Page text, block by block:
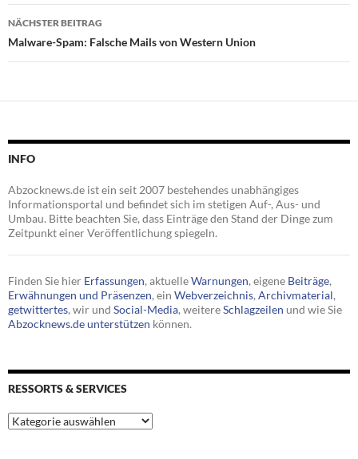
NÄCHSTER BEITRAG
Malware-Spam: Falsche Mails von Western Union
INFO
Abzocknews.de ist ein seit 2007 bestehendes unabhängiges
Informationsportal und befindet sich im stetigen Auf-, Aus- und
Umbau. Bitte beachten Sie, dass Einträge den Stand der Dinge zum
Zeitpunkt einer Veröffentlichung spiegeln.
Finden Sie hier Erfassungen, aktuelleWarnungen, eigene Beiträge,
Erwähnungen und Präsenzen, ein Webverzeichnis, Archivmaterial,
getwittertes, wir und Social-Media, weitereSchlagzeilen und wie Sie
Abzocknews.de unterstützen können.
RESSORTS & SERVICES
Ressorts
&